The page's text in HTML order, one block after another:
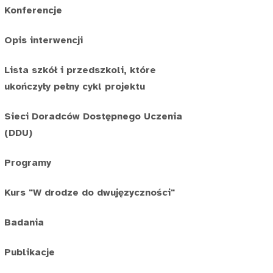
Konferencje
Opis interwencji
Lista szkół i przedszkoli, które
ukończyły pełny cykl projektu
Sieci Doradców Dostępnego Uczenia
(DDU)
Programy
Kurs "W drodze do dwujęzyczności"
Badania
Publikacje